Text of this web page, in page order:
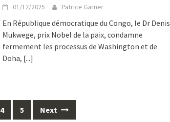
01/12/2025 Patrice Garner
En République démocratique du Congo, le Dr Denis
Mukwege, prix Nobel de la paix, condamne
fermement les processus de Washington et de
Doha, [...]
4 5 Next